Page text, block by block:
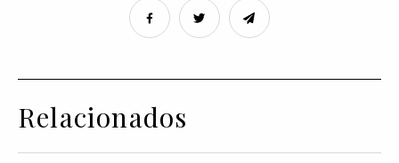
Relacionados